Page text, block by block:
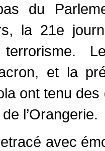
du
la 21e
et la
ont tenu
l’Orangerie.
avec